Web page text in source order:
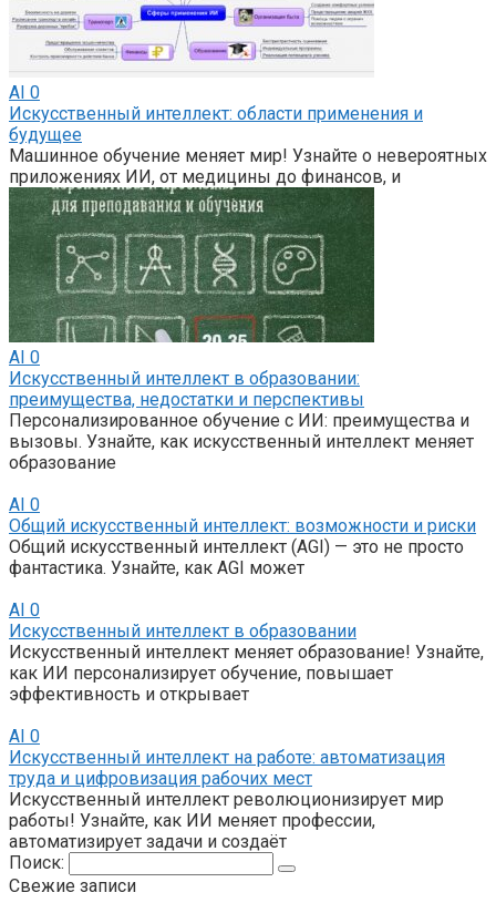
AI 0
Искусственный интеллект: области применения и
будущее
Машинное обучение меняет мир! Узнайте о невероятных
приложениях ИИ, от медицины до финансов, и
AI 0
Искусственный интеллект в образовании:
преимущества, недостатки и перспективы
Персонализированное обучение с ИИ: преимущества и
вызовы. Узнайте, как искусственный интеллект меняет
образование
AI 0
Общий искусственный интеллект: возможности и риски
Общий искусственный интеллект (AGI) — это не просто
фантастика. Узнайте, как AGI может
AI 0
Искусственный интеллект в образовании
Искусственный интеллект меняет образование! Узнайте,
как ИИ персонализирует обучение, повышает
эффективность и открывает
AI 0
Искусственный интеллект на работе: автоматизация
труда и цифровизация рабочих мест
Искусственный интеллект революционизирует мир
работы! Узнайте, как ИИ меняет профессии,
автоматизирует задачи и создаёт
Поиск:
Свежие записи